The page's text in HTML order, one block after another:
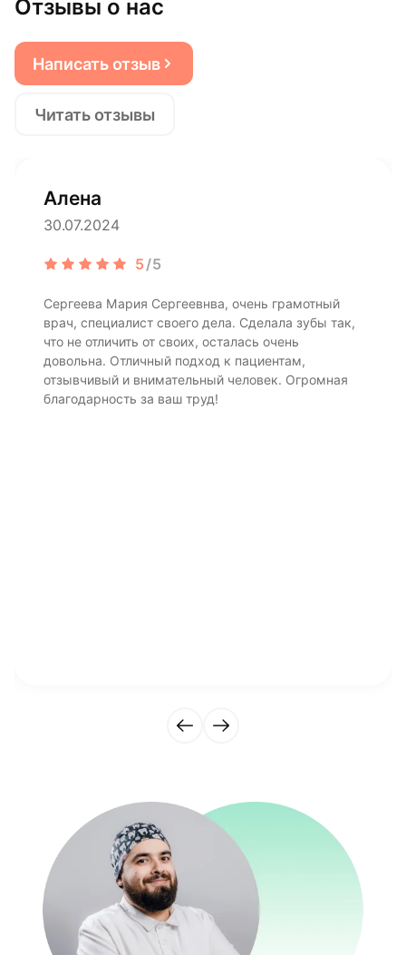
Отзывы о нас
Написать отзыв
Читать отзывы
Алена
30.07.2024
5/5
Сергеева Мария Сергеевнва, очень грамотный
врач, специалист своего дела. Сделала зубы так,
что не отличить от своих, осталась очень
довольна. Отличный подход к пациентам,
отзывчивый и внимательный человек. Огромная
благодарность за ваш труд!